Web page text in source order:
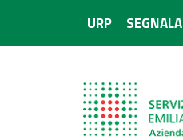
URP SEGNALA